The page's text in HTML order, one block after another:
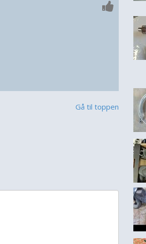
Gå til toppen